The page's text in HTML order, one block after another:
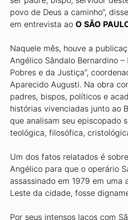
povo de Deus a caminho”,
em entrevista ao O SÃO
Naquele mês, houve a
Angélico Sândalo Bernardino
Pobres e da Justiça”,
Aparecido Augusti. Na obra
padres, bispos, políticos e
histórias vivenciadas junto ao
que analisam seu episcopado
teológica, filosófica,
Um dos fatos relatados é
Angélico para que o operário
assassinado em 1979 em uma
Leste da cidade, fosse
Por seus intensos laços com